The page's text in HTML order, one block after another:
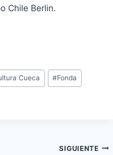
Chile Berlin.
Cueca #Fonda
SIGUIENTE